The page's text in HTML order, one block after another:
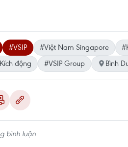
#VSIP #Việt Nam Singapore
động #VSIP Group Bình